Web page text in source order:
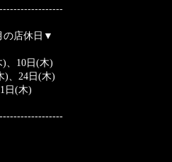
の店休日▼
、10日(木)
)、 24日(木)
日(木)